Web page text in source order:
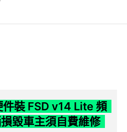
裝 FSD v14 Lite 頻
毀車主須自費維修